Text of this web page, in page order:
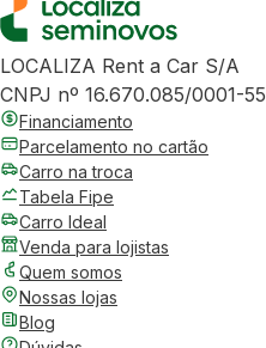
LOCALIZA Rent a Car S/A
CNPJ nº 16.670.085/0001-55
Financiamento
Parcelamento no cartão
Carro na troca
Tabela Fipe
Carro Ideal
Venda para lojistas
Quem somos
Nossas lojas
Blog